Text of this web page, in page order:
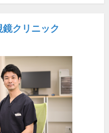
クリニック